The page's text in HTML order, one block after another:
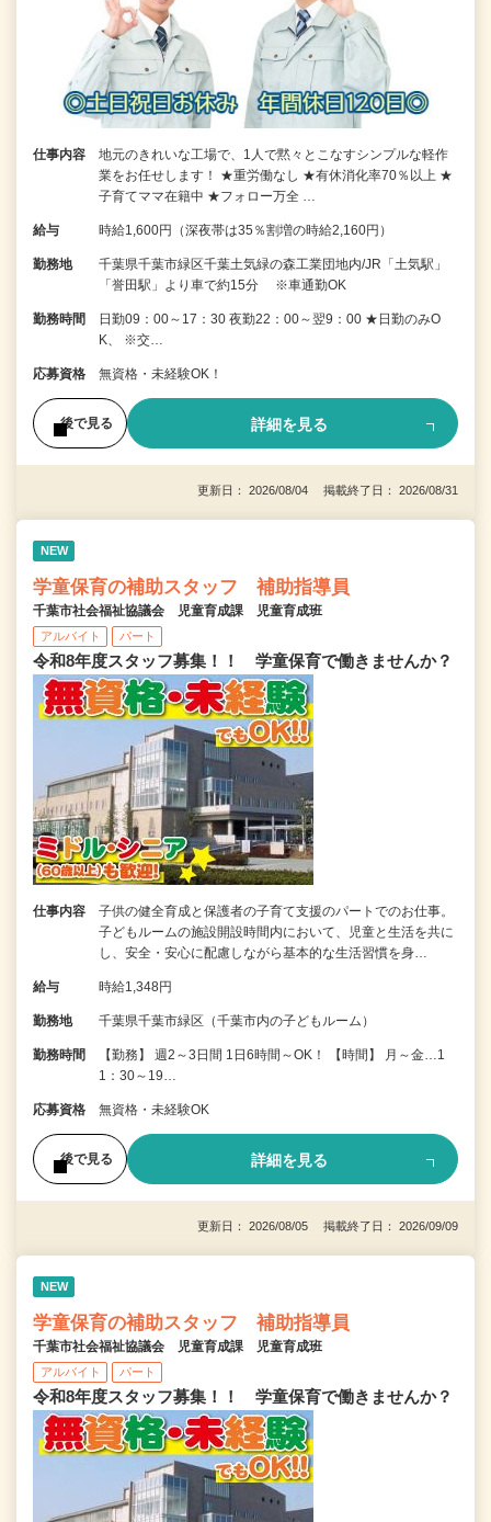
仕事内容
地元のきれいな工場で、1人で黙々とこなすシンプルな軽作
業をお任せします！ ★重労働なし ★有休消化率70％以上 ★
子育てママ在籍中 ★フォロー万全 …
給与 時給1,600円（深夜帯は35％割増の時給2,160円）
勤務地
千葉県千葉市緑区千葉土気緑の森工業団地内/JR「土気駅」
「誉田駅」より車で約15分 ※車通勤OK
勤務時間
日勤09：00～17：30 夜勤22：00～翌9：00 ★日勤のみO
K、 ※交…
応募資格 無資格・未経験OK！
後で見る 詳細を見る
更新日： 2026/08/04 掲載終了日： 2026/08/31
NEW
学童保育の補助スタッフ 補助指導員
千葉市社会福祉協議会 児童育成課 児童育成班
アルバイト パート
令和8年度スタッフ募集！！ 学童保育で働きませんか？
仕事内容
子供の健全育成と保護者の子育て支援のパートでのお仕事。
子どもルームの施設開設時間内において、児童と生活を共に
し、安全・安心に配慮しながら基本的な生活習慣を身…
給与 時給1,348円
勤務地 千葉県千葉市緑区（千葉市内の子どもルーム）
勤務時間
【勤務】 週2～3日間 1日6時間～OK！ 【時間】 月～金…1
1：30～19…
応募資格 無資格・未経験OK
後で見る 詳細を見る
更新日： 2026/08/05 掲載終了日： 2026/09/09
NEW
学童保育の補助スタッフ 補助指導員
千葉市社会福祉協議会 児童育成課 児童育成班
アルバイト パート
令和8年度スタッフ募集！！ 学童保育で働きませんか？